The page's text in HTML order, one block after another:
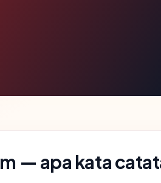
— apa kata